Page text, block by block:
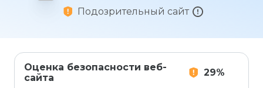
Подозрительный сайт
Оценка безопасности веб-
сайта
29%